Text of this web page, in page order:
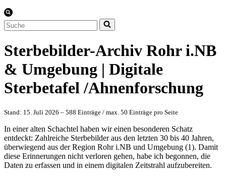
Suchen
nach …
Sterbebilder-Archiv Rohr i.NB
& Umgebung | Digitale
Sterbetafel /Ahnenforschung
Stand: 15. Juli 2026 – 588 Einträge / max. 50 Einträge pro Seite
In einer alten Schachtel haben wir einen besonderen Schatz
entdeckt: Zahlreiche Sterbebilder aus den letzten 30 bis 40 Jahren,
überwiegend aus der Region Rohr i.NB und Umgebung (1). Damit
diese Erinnerungen nicht verloren gehen, habe ich begonnen, die
Daten zu erfassen und in einem digitalen Zeitstrahl aufzubereiten.